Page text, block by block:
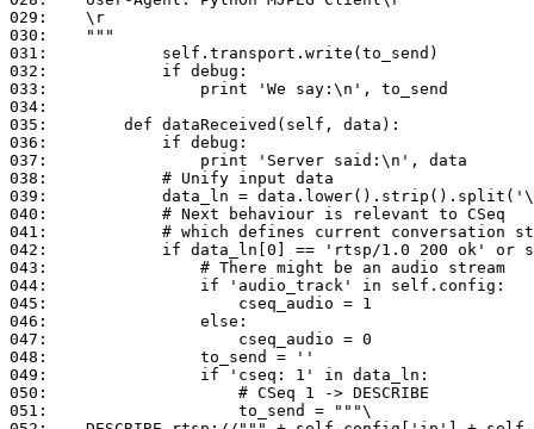
029:	\r
030:	"""
031:	        self.transport.write(to_send)
032:	        if debug:
033:	            print 'We say:\n', to_send
034:
035:	    def dataReceived(self, data):
036:	        if debug:
037:	            print 'Server said:\n', data
038:	        # Unify input data
039:	        data_ln = data.lower().strip().split('\r\n', 5)
040:	        # Next behaviour is relevant to CSeq
041:	        # which defines current conversation state
042:	        if data_ln[0] == 'rtsp/1.0 200 ok' or self.wait_description:
043:	            # There might be an audio stream
044:	            if 'audio_track' in self.config:
045:	                cseq_audio = 1
046:	            else:
047:	                cseq_audio = 0
048:	            to_send = ''
049:	            if 'cseq: 1' in data_ln:
050:	                # CSeq 1 -> DESCRIBE
051:	                to_send = """\